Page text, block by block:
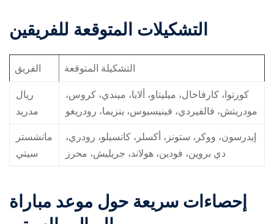
التشكيلات المتوقعة للفريقين
الفريق
التشكيلة المتوقعة
ريال
مدريد
كورتوا، كارفاخال، ميليتاو، ألابا، ميندي، كروس،
مودريتش، فالفيردي، فينيسيوس، بنزيما، رودريغو
مانشستر
سيتي
إيدرسون، ووكر، ستونز، أكسلر، كانسيلو، رودري،
دي بروين، فودين، هولاند، جريليش، محرز
إحصاءات سريعة حول موعد مباراة